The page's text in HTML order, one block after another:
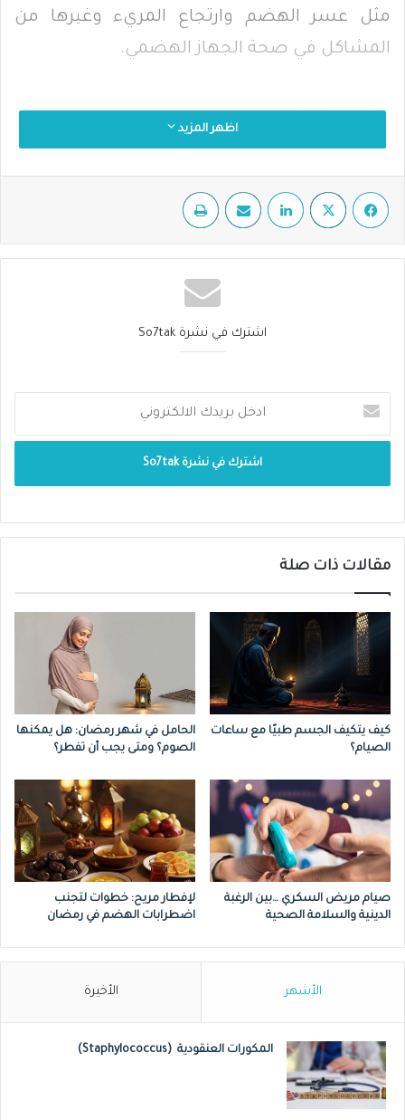
مثل عسر الهضم وارتجاع المريء وغيرها من
المشاكل في صحة الجهاز الهضمي.
وجبة السحور
اظهر المزيد
فيسبوك لينكدإن مشاركة عبر البريد
اشترك في نشرة So7tak
مقالات ذات صلة
كيف يتكيف الجسم طبيًا مع ساعات
الصيام؟
الحامل في شهر رمضان: هل يمكنها
الصوم؟ ومتى يجب أن تفطر؟
صيام مريض السكري …بين الرغبة
الدينية والسلامة الصحية
لإفطار مريح: خطوات لتجنب
اضطرابات الهضم في رمضان
الأشهر الأخيرة
المكورات العنقودية (Staphylococcus)